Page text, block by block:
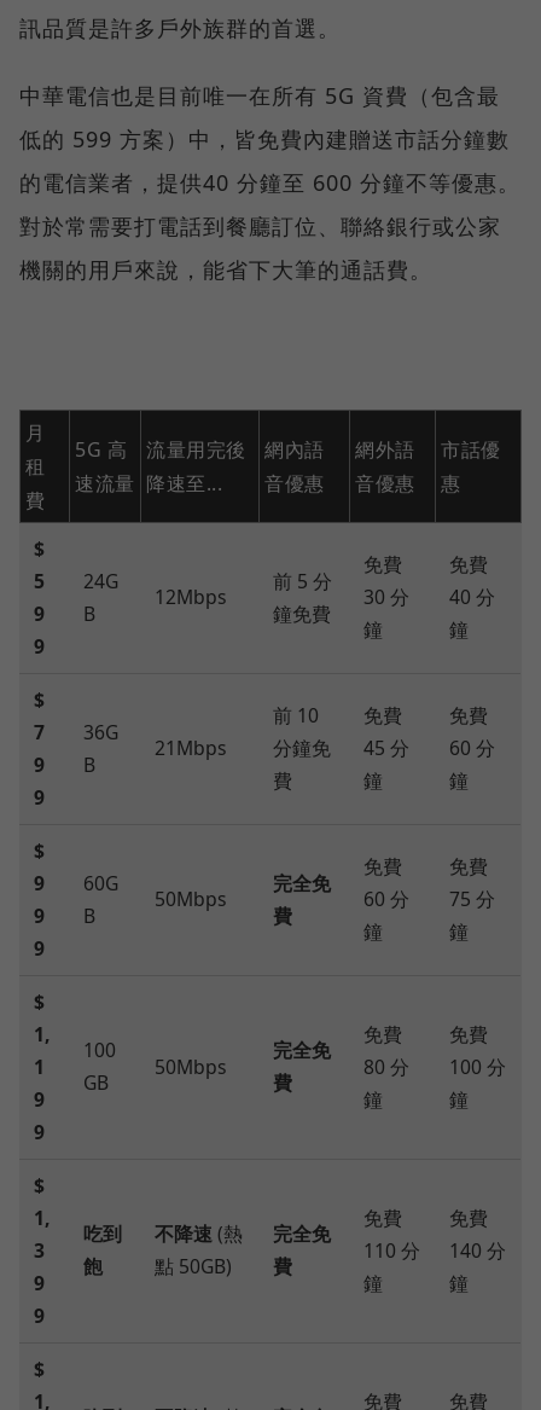
訊品質是許多戶外族群的首選。
中華電信也是目前唯一在所有 5G 資費（包含最
低的 599 方案）中，皆免費內建贈送市話分鐘數
的電信業者，提供40 分鐘至 600 分鐘不等優惠。
對於常需要打電話到餐廳訂位、聯絡銀行或公家
機關的用戶來說，能省下大筆的通話費。
月
租
費
5G 高
速流量
流量用完後
降速至...
網內語
音優惠
網外語
音優惠
市話優
惠
$
5
9
9
24G
B
12Mbps
前 5 分
鐘免費
免費
30 分
鐘
免費
40 分
鐘
$
7
9
9
36G
B
21Mbps
前 10
分鐘免
費
免費
45 分
鐘
免費
60 分
鐘
$
9
9
9
60G
B
50Mbps
完全免
費
免費
60 分
鐘
免費
75 分
鐘
$
1,
1
9
9
100
GB
50Mbps
完全免
費
免費
80 分
鐘
免費
100 分
鐘
$
1,
3
9
9
吃到
飽
不降速(熱
點 50GB)
完全免
費
免費
110 分
鐘
免費
140 分
鐘
$
1,
免費 免費